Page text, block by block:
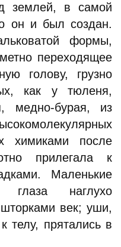
землей, в самой
он и был создан.
формы,
переходящее
голову, грузно
как у тюленя,
медно-бурая, из
химиками после
прилегала к
Маленькие
глаза наглухо
век; уши,
телу, прятались в